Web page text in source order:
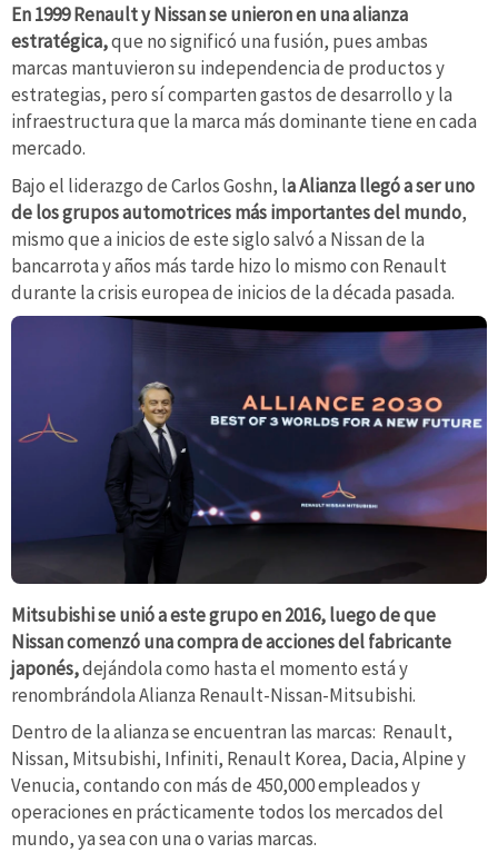
En 1999 Renault y Nissan se unieron en una alianza
estratégica,que no significó una fusión, pues ambas
marcas mantuvieron su independencia de productos y
estrategias, pero sí comparten gastos de desarrollo y la
infraestructura que la marca más dominante tiene en cada
mercado.
Bajo el liderazgo de Carlos Goshn, la Alianza llegó a ser uno
de los grupos automotrices más importantes del mundo,
mismo que a inicios de este siglo salvó a Nissan de la
bancarrota y años más tarde hizo lo mismo con Renault
durante la crisis europea de inicios de la década pasada.
Mitsubishi se unió a este grupo en 2016, luego de que
Nissan comenzó una compra de acciones del fabricante
japonés,dejándola como hasta el momento está y
renombrándola Alianza Renault-Nissan-Mitsubishi.
Dentro de la alianza se encuentran las marcas: Renault,
Nissan, Mitsubishi, Infiniti, Renault Korea, Dacia, Alpine y
Venucia, contando con más de 450,000 empleados y
operaciones en prácticamente todos los mercados del
mundo, ya sea con una o varias marcas.